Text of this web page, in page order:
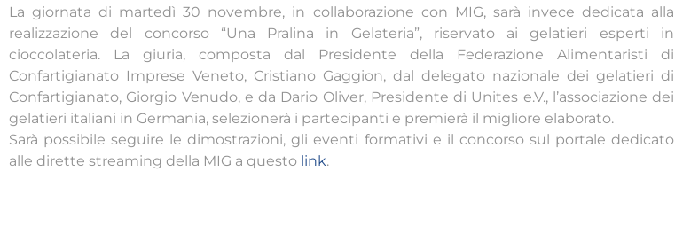
La giornata di martedì 30 novembre, in collaborazione con MIG, sarà invece dedicata alla
realizzazione del concorso “Una Pralina in Gelateria”, riservato ai gelatieri esperti in
cioccolateria. La giuria, composta dal Presidente della Federazione Alimentaristi di
Confartigianato Imprese Veneto, Cristiano Gaggion, dal delegato nazionale dei gelatieri di
Confartigianato, Giorgio Venudo, e da Dario Oliver, Presidente di Unites e.V., l’associazione dei
gelatieri italiani in Germania, selezionerà i partecipanti e premierà il migliore elaborato.
Sarà possibile seguire le dimostrazioni, gli eventi formativi e il concorso sul portale dedicato
alle dirette streaming della MIG a questo link.